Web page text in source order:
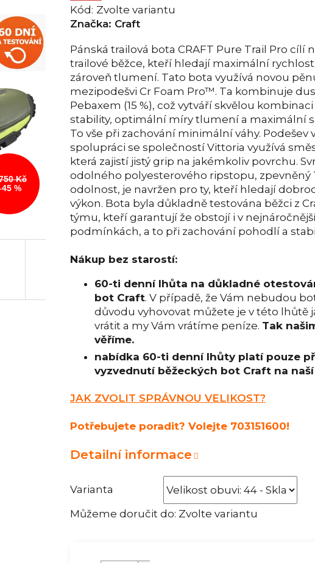
Kč
%
Kód: Zvolte variantu
Značka: Craft
Varianta
Můžeme doručit do: Zvolte variantu
Pánská trailová bota CRAFT Pure Trail Pro cílí
trailové běžce, kteří hledají maximální
zároveň tlumení. Tato bota využívá novou
mezipodešvi Cr Foam Pro™. Ta kombinuje
Pebaxem (15 %), což vytváří skvělou
stability, optimální míry tlumení a maximální
To vše při zachování minimální váhy. Podešev
spolupráci se společností Vittoria využívá
která zajistí jistý grip na jakémkoliv povrchu.
odolného polyesterového ripstopu, zpevněný
odolnost, je navržen pro ty, kteří hledají
výkon. Bota byla důkladně testována běžci z
týmu, kteří garantují že obstojí i v
podmínkách, a to při zachování pohodlí a
Nákup bez starostí:
60-ti denní lhůta na důkladné
bot Craft. V případě, že Vám nebudou
důvodu vyhovovat můžete je v této lhůtě
vrátit a my Vám vrátíme peníze. Tak
věříme.
nabídka 60-ti denní lhůty platí pouze
vyzvednutí běžeckých bot Craft na
JAK ZVOLIT SPRÁVNOU VELIKOST?
Potřebujete poradit? Volejte 703151600!
Detailní informace